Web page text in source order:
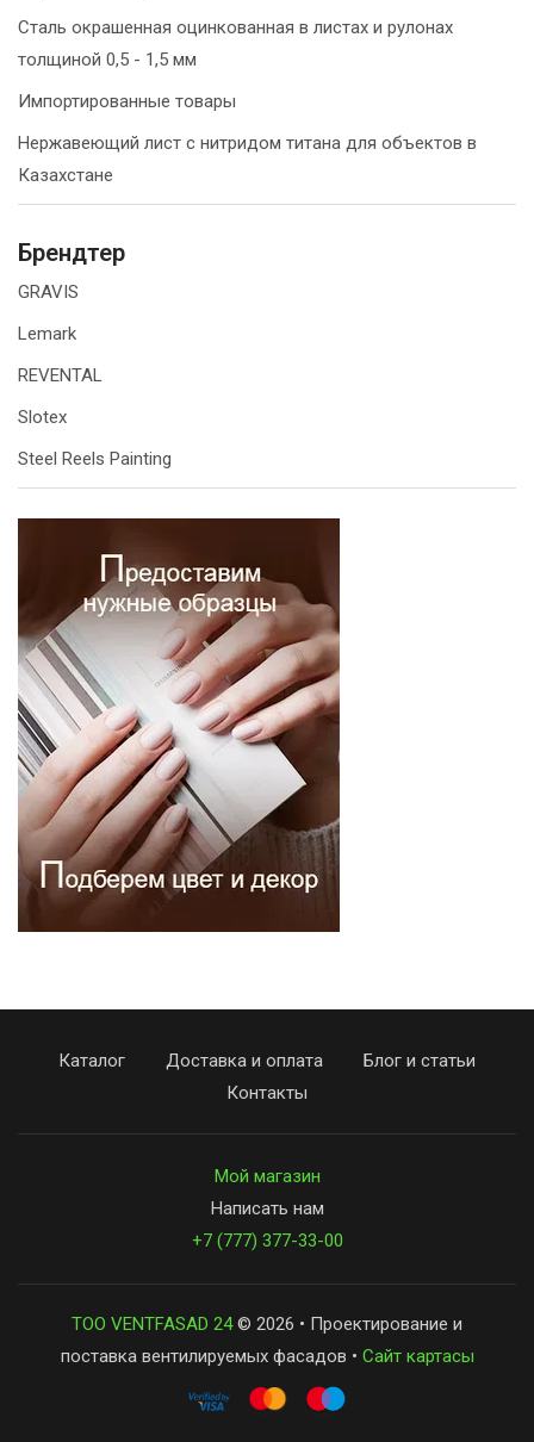
Сталь окрашенная оцинкованная в листах и рулонах
толщиной 0,5 - 1,5 мм
Импортированные товары
Нержавеющий лист с нитридом титана для объектов в
Казахстане
Брендтер
GRAVIS
Lemark
REVENTAL
Slotex
Steel Reels Painting
Каталог Доставка и оплата
Блог и статьи
Контакты
Мой магазин
Написать нам
+7 (777) 377-33-00
ТОО VENTFASAD 24© 2026 • Проектирование и
поставка вентилируемых фасадов • Сайт картасы